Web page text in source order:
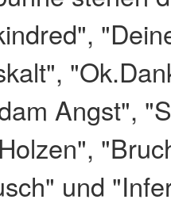
Angst",
und